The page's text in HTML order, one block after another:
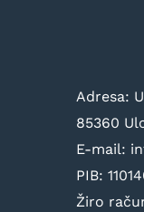
Adresa:
85360
E-mail:
PIB:
Žiro